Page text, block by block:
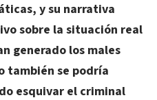
y su narrativa
sobre la situación real
generado los males
también se podría
esquivar el criminal